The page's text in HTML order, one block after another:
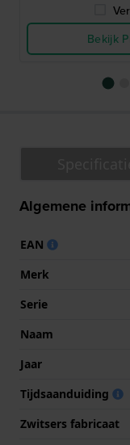
Bekijk
Algemene
EAN
Merk
Serie
Naam
Jaar
Tijdsaanduiding
Zwitsers fabricaat